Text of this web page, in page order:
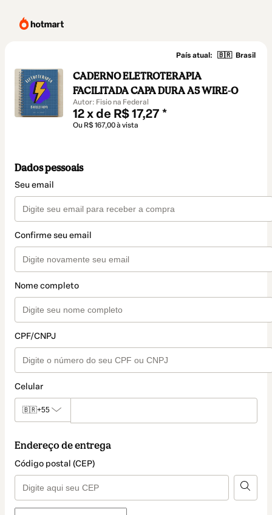
País atual: 🇧🇷 Brasil
CADERNO ELETROTERAPIA
FACILITADA CAPA DURA A5 WIRE-O
Autor: Fisio na Federal
12 x de R$ 17,27 *
Ou R$ 167,00 à vista
Dados pessoais
Seu email
Confirme seu email
Nome completo
CPF/CNPJ
Celular
🇧🇷+55
Endereço de entrega
Código postal (CEP)